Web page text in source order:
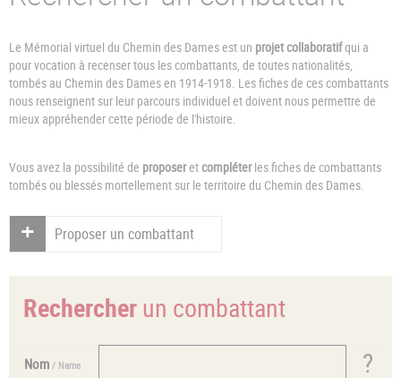
Le Mémorial virtuel du Chemin des Dames est un projet collaboratifqui a
pour vocation à recenser tous les combattants, de toutes nationalités,
tombés au Chemin des Dames en 1914-1918. Les fiches de ces combattants
nous renseignent sur leur parcours individuel et doivent nous permettre de
mieux appréhender cette période de l'histoire.
Vous avez la possibilité de proposeretcompléterles fiches de combattants
tombés ou blessés mortellement sur le territoire du Chemin des Dames.
Proposer un combattant
Rechercherun combattant
Nom / Name